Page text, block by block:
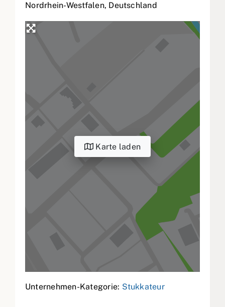
Nordrhein-Westfalen, Deutschland
Karte laden
Unternehmen-Kategorie: Stukkateur